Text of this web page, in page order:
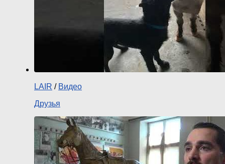
LAIR / Видео
Друзья